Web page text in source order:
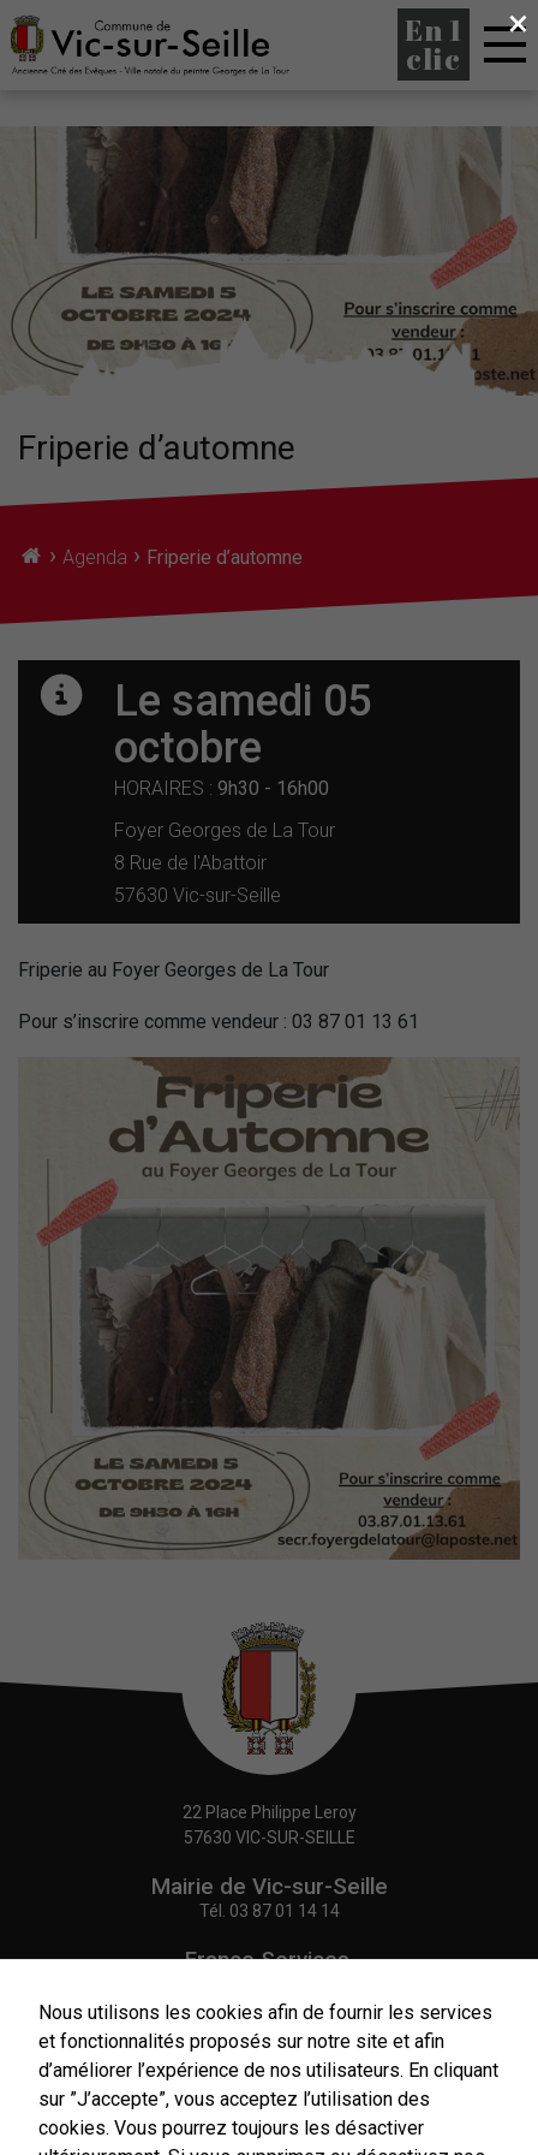
En 1
clic
Friperie d’automne
› Agenda › Friperie d’automne
Le samedi 05
octobre
HORAIRES : 9h30 - 16h00
Foyer Georges de La Tour
8 Rue de l'Abattoir
57630 Vic-sur-Seille
Friperie au Foyer Georges de La Tour
Pour s’inscrire comme vendeur : 03 87 01 13 61
22 Place Philippe Leroy
57630 VIC-SUR-SEILLE
Mairie de Vic-sur-Seille
Tél. 03 87 01 14 14
France Services,
Tél.03 87 86 41 48
NOUS CONTACTER
×
Nous utilisons les cookies afin de fournir les services
et fonctionnalités proposés sur notre site et afin
d’améliorer l’expérience de nos utilisateurs. En cliquant
sur ”J’accepte”, vous acceptez l’utilisation des
cookies. Vous pourrez toujours les désactiver
Nécessaires
Ces cookies
sont utiles au
bon
fonctionnement